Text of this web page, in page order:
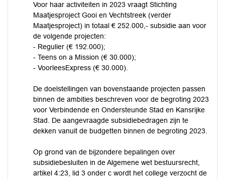
Voor haar activiteiten in 2023 vraagt Stichting
Maatjesproject Gooi en Vechtstreek (verder
Maatjesproject) in totaal € 252.000,- subsidie aan voor
de volgende projecten:
- Regulier (€ 192.000);
- Teens on a Mission (€ 30.000);
- VoorleesExpress (€ 30.000).
De doelstellingen van bovenstaande projecten passen
binnen de ambities beschreven voor de begroting 2023
voor Verbindende en Ondersteunde Stad en Kansrijke
Stad. De aangevraagde subsidiebedragen zijn te
dekken vanuit de budgetten binnen de begroting 2023.
Op grond van de bijzondere bepalingen over
subsidiebesluiten in de Algemene wet bestuursrecht,
artikel 4:23, lid 3 onder c wordt het college verzocht de